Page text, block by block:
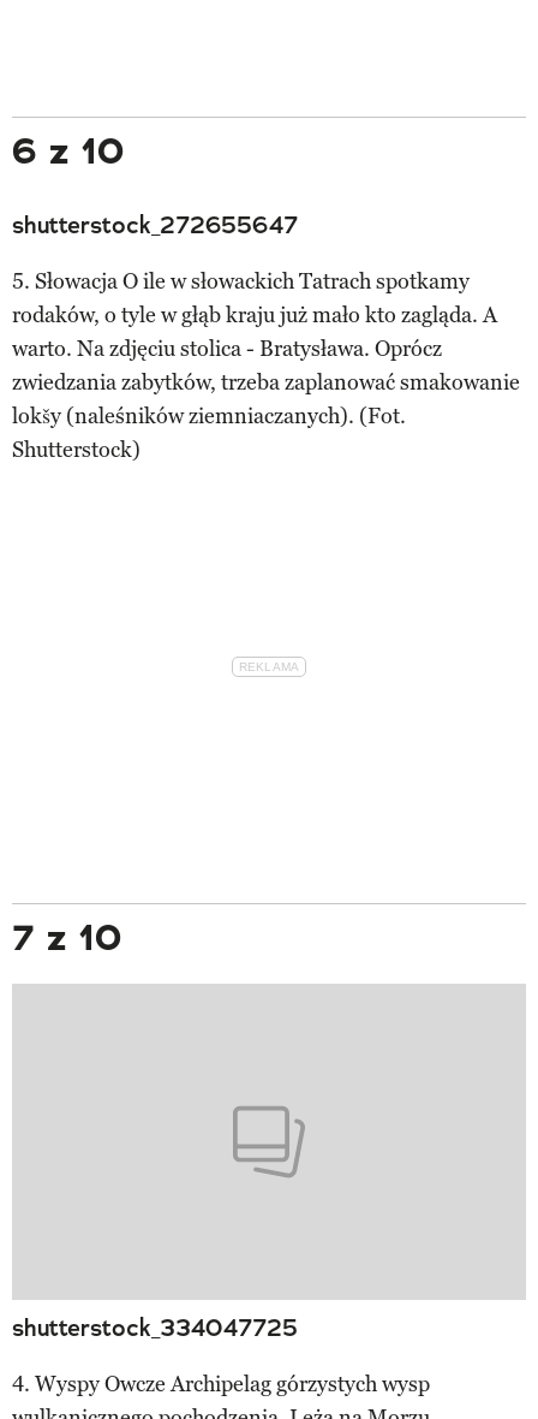
6 z 10
shutterstock_272655647
5. Słowacja O ile w słowackich Tatrach spotkamy
rodaków, o tyle w głąb kraju już mało kto zagląda. A
warto. Na zdjęciu stolica - Bratysława. Oprócz
zwiedzania zabytków, trzeba zaplanować smakowanie
lokšy (naleśników ziemniaczanych). (Fot.
Shutterstock)
7 z 10
shutterstock_334047725
4. Wyspy Owcze Archipelag górzystych wysp